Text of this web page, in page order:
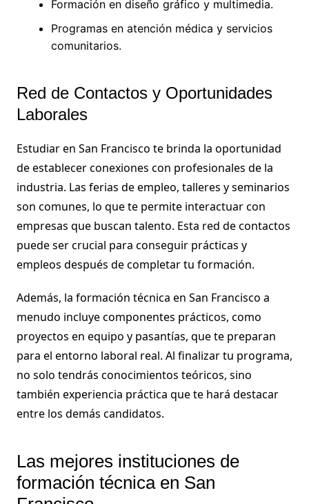
Formación en diseño gráfico y multimedia.
Programas en atención médica y servicios
comunitarios.
Red de Contactos y Oportunidades
Laborales
Estudiar en San Francisco te brinda la oportunidad
de establecer conexiones con profesionales de la
industria. Las ferias de empleo, talleres y seminarios
son comunes, lo que te permite interactuar con
empresas que buscan talento. Esta red de contactos
puede ser crucial para conseguir prácticas y
empleos después de completar tu formación.
Además, la formación técnica en San Francisco a
menudo incluye componentes prácticos, como
proyectos en equipo y pasantías, que te preparan
para el entorno laboral real. Al finalizar tu programa,
no solo tendrás conocimientos teóricos, sino
también experiencia práctica que te hará destacar
entre los demás candidatos.
Las mejores instituciones de
formación técnica en San